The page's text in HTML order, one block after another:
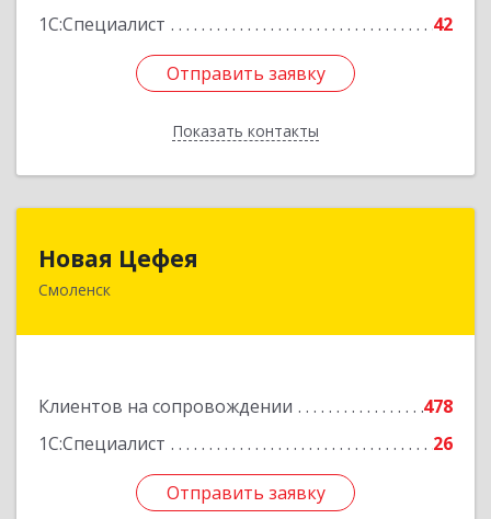
1С:Специалист
42
Отправить заявку
Показать контакты
Отправить заявку
Назад
Новая Цефея
Смоленск
Клиентов на сопровождении
478
1С:Специалист
26
Отправить заявку
214018, Смоленская обл, Смоленск г, Раевского
Отправить заявку